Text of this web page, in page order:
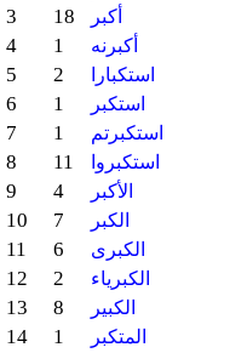
3 18 أكبر
4 1 أكبرنه
5 2 استكبارا
6 1 استكبر
7 1 استكبرتم
8 11 استكبروا
9 4 الأكبر
10 7 الكبر
11 6 الكبرى
12 2 الكبرياء
13 8 الكبير
14 1 المتكبر